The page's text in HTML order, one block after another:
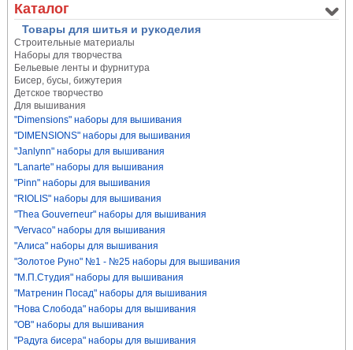
Каталог
Товары для шитья и рукоделия
Строительные материалы
Наборы для творчества
Бельевые ленты и фурнитура
Бисер, бусы, бижутерия
Детское творчество
Для вышивания
"Dimensions" наборы для вышивания
"DIMENSIONS" наборы для вышивания
"Janlynn" наборы для вышивания
"Lanarte" наборы для вышивания
"Pinn" наборы для вышивания
"RIOLIS" наборы для вышивания
"Thea Gouverneur" наборы для вышивания
"Vervaco" наборы для вышивания
"Алиса" наборы для вышивания
"Золотое Руно" №1 - №25 наборы для вышивания
"М.П.Студия" наборы для вышивания
"Матренин Посад" наборы для вышивания
"Нова Слобода" наборы для вышивания
"ОВ" наборы для вышивания
"Радуга бисера" наборы для вышивания